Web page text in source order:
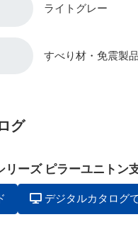
ライトグレー
すべり材・免震製
グ
リーズ ピラーユニトン
デジタルカタログ